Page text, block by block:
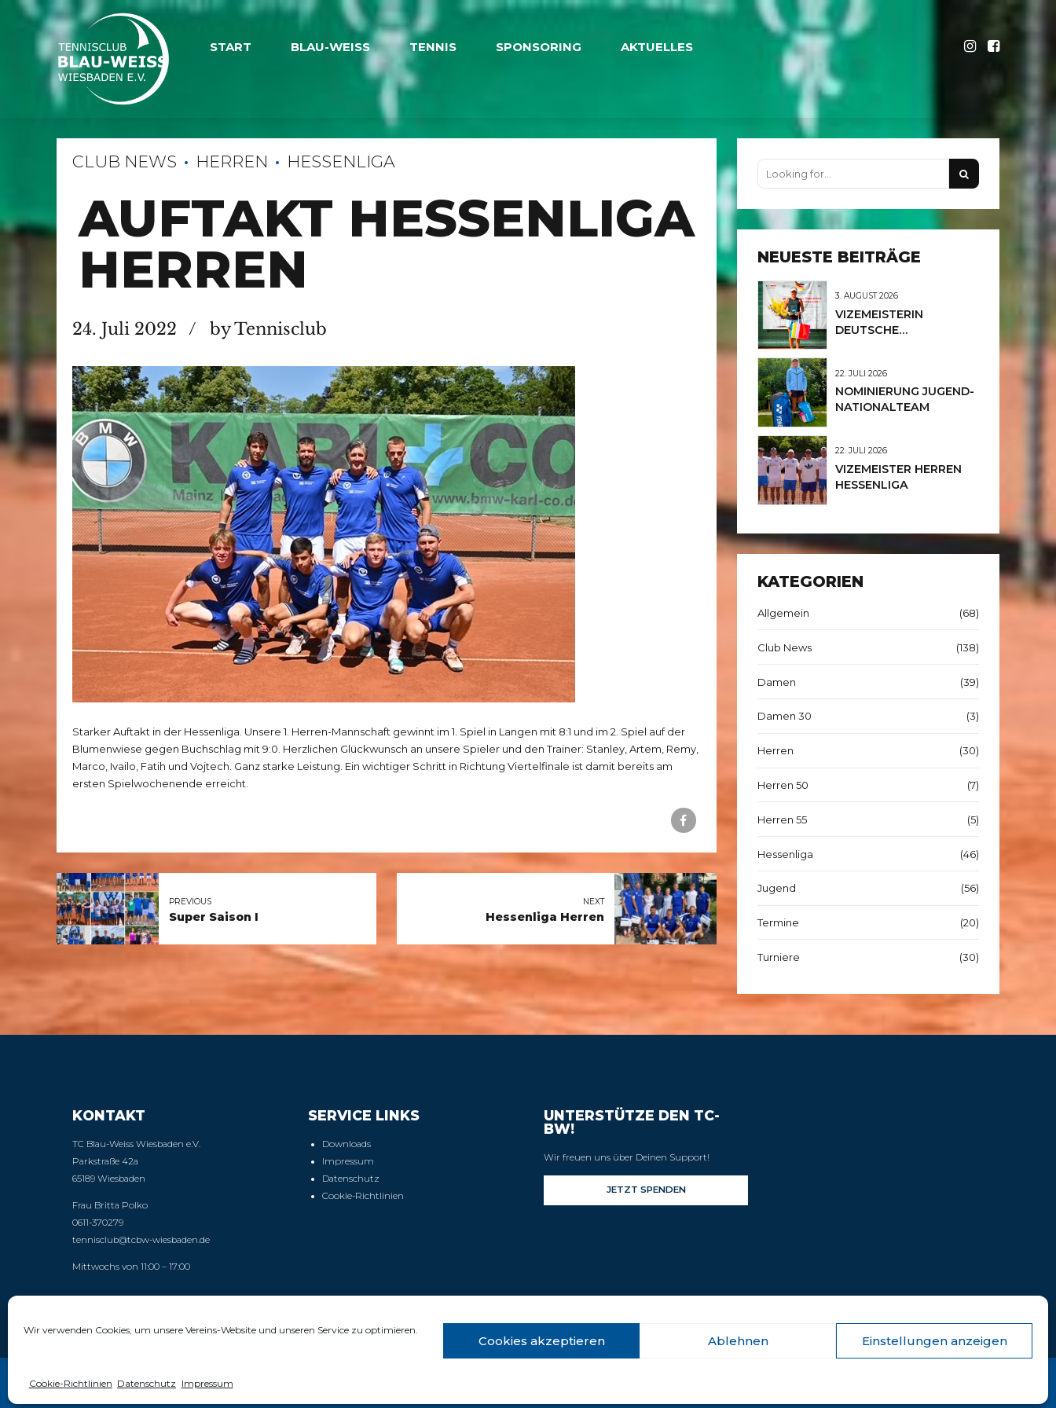
Wir verwenden Cookies, um unsere Vereins-Website und unseren Service zu optimieren.
Cookies akzeptieren Ablehnen Einstellungen anzeigen
Cookie-Richtlinien Datenschutz Impressum
START BLAU-WEISS TENNIS SPONSORING AKTUELLES
CLUB NEWS HERREN HESSENLIGA
AUFTAKT HESSENLIGA
HERREN
24. Juli 2022 by Tennisclub
Starker Auftakt in der Hessenliga. Unsere 1. Herren-Mannschaft gewinnt im 1. Spiel in Langen mit 8:1 und im 2. Spiel auf der
Blumenwiese gegen Buchschlag mit 9:0. Herzlichen Glückwunsch an unsere Spieler und den Trainer: Stanley, Artem, Remy,
Marco, Ivailo, Fatih und Vojtech. Ganz starke Leistung. Ein wichtiger Schritt in Richtung Viertelfinale ist damit bereits am
ersten Spielwochenende erreicht.
PREVIOUS
Super Saison I
NEXT
Hessenliga Herren
NEUESTE BEITRÄGE
3. AUGUST 2026
VIZEMEISTERIN
DEUTSCHE
22. JULI 2026
NOMINIERUNG JUGEND-
NATIONALTEAM
22. JULI 2026
VIZEMEISTER HERREN
HESSENLIGA
KATEGORIEN
Allgemein (68)
Club News (138)
Damen (39)
Damen 30 (3)
Herren (30)
Herren 50 (7)
Herren 55 (5)
Hessenliga (46)
Jugend (56)
Termine (20)
Turniere (30)
KONTAKT
TC Blau-Weiss Wiesbaden e.V.
Parkstraße 42a
65189 Wiesbaden
Frau Britta Polko
0611-370279
tennisclub@tcbw-wiesbaden.de
Mittwochs von 11:00 – 17:00
SERVICE LINKS
Downloads
Impressum
Datenschutz
Cookie-Richtlinien
UNTERSTÜTZE DEN TC-
BW!
Wir freuen uns über Deinen Support!
© 2025 Tennisclub Blau-Weiss Wiesbaden e.V.